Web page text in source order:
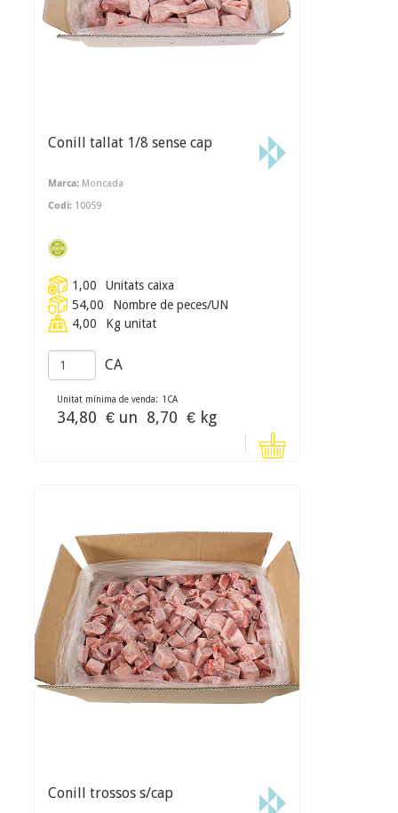
Conill tallat 1/8 sense cap
Marca: Moncada
Codi: 10059
1,00
Unitats caixa
54,00
Nombre de peces/UN
4,00
Kg unitat
CA
Unitat mínima de venda: 1 CA
34,80 € un 8,70 € kg
Conill trossos s/cap